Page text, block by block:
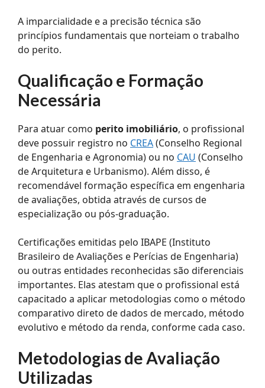
A imparcialidade e a precisão técnica são
princípios fundamentais que norteiam o trabalho
do perito.
Qualificação e Formação
Necessária
Para atuar como perito imobiliário, o profissional
deve possuir registro no CREA(Conselho Regional
de Engenharia e Agronomia) ou no CAU (Conselho
de Arquitetura e Urbanismo). Além disso, é
recomendável formação específica em engenharia
de avaliações, obtida através de cursos de
especialização ou pós-graduação.
Certificações emitidas pelo IBAPE (Instituto
Brasileiro de Avaliações e Perícias de Engenharia)
ou outras entidades reconhecidas são diferenciais
importantes. Elas atestam que o profissional está
capacitado a aplicar metodologias como o método
comparativo direto de dados de mercado, método
evolutivo e método da renda, conforme cada caso.
Metodologias de Avaliação
Utilizadas